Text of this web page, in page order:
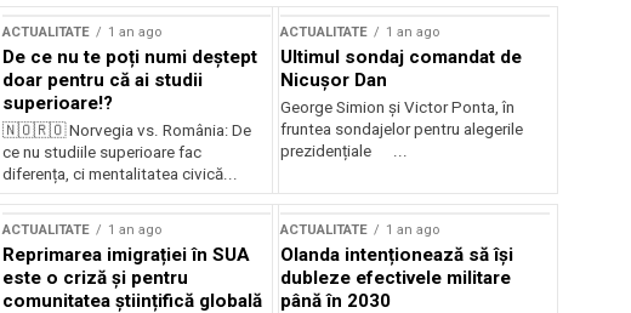
ACTUALITATE 1 an ago
De ce nu te poți numi deștept
doar pentru că ai studii
superioare!?
🇳🇴🇷🇴 Norvegia vs. România: De
ce nu studiile superioare fac
diferența, ci mentalitatea civică...
ACTUALITATE 1 an ago
Ultimul sondaj comandat de
Nicușor Dan
George Simion și Victor Ponta, în
fruntea sondajelor pentru alegerile
prezidențiale ...
ACTUALITATE 1 an ago
Reprimarea imigrației în SUA
este o criză și pentru
comunitatea științifică globală
ACTUALITATE 1 an ago
Olanda intenționează să își
dubleze efectivele militare
până în 2030